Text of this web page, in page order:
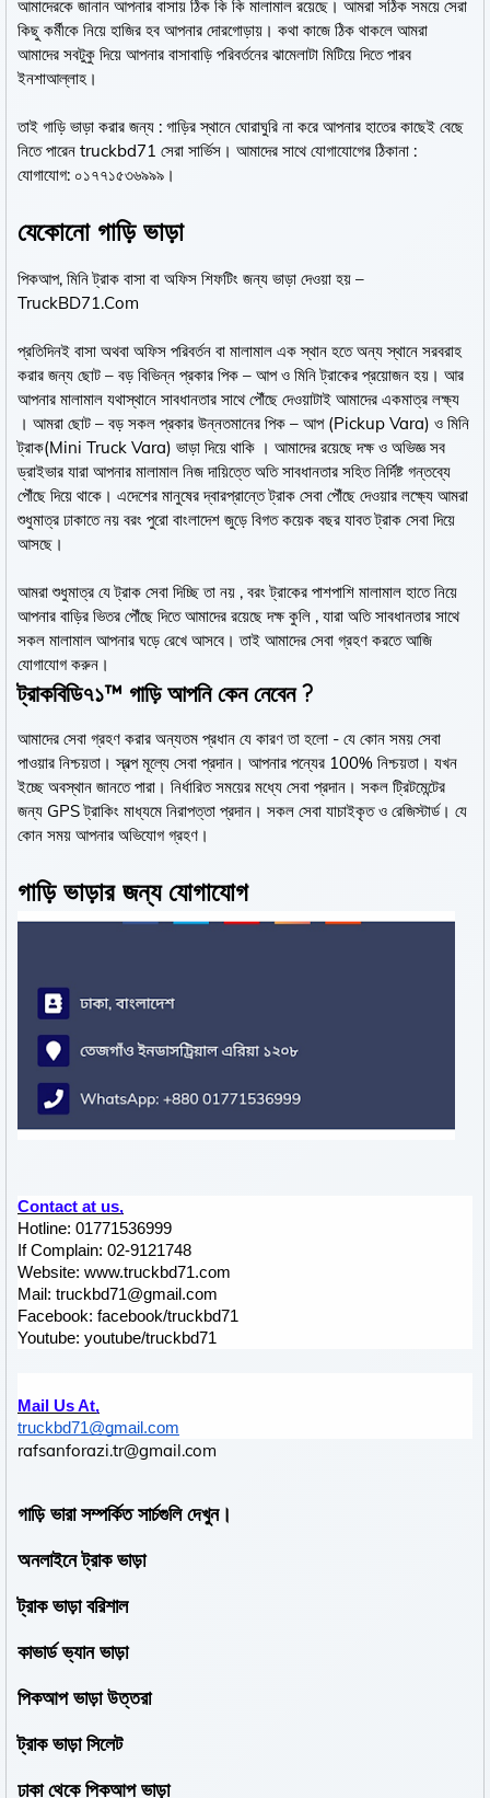
আমাদেরকে জানান আপনার বাসায় ঠিক কি কি মালামাল রয়েছে। আমরা সঠিক সময়ে সেরা
কিছু কর্মীকে নিয়ে হাজির হব আপনার দোরগোড়ায়। কথা কাজে ঠিক থাকলে আমরা
আমাদের সবটুকু দিয়ে আপনার বাসাবাড়ি পরিবর্তনের ঝামেলাটা মিটিয়ে দিতে পারব
ইনশাআল্লাহ।
তাই গাড়ি ভাড়া করার জন্য : গাড়ির স্থানে ঘোরাঘুরি না করে আপনার হাতের কাছেই বেছে
নিতে পারেন truckbd71 সেরা সার্ভিস। আমাদের সাথে যোগাযোগের ঠিকানা :
যোগাযোগ: ০১৭৭১৫৩৬৯৯৯।
যেকোনো গাড়ি ভাড়া
পিকআপ, মিনি ট্রাক বাসা বা অফিস শিফটিং জন্য ভাড়া দেওয়া হয় –
TruckBD71.Com
প্রতিদিনই বাসা অথবা অফিস পরিবর্তন বা মালামাল এক স্থান হতে অন্য স্থানে সরবরাহ
করার জন্য ছোট – বড় বিভিন্ন প্রকার পিক – আপ ও মিনি ট্রাকের প্রয়োজন হয়। আর
আপনার মালামাল যথাস্থানে সাবধানতার সাথে পৌঁছে দেওয়াটাই আমাদের একমাত্র লক্ষ্য
। আমরা ছোট – বড় সকল প্রকার উন্নতমানের পিক – আপ (Pickup Vara) ও মিনি
ট্রাক(Mini Truck Vara) ভাড়া দিয়ে থাকি । আমাদের রয়েছে দক্ষ ও অভিজ্ঞ সব
ড্রাইভার যারা আপনার মালামাল নিজ দায়িত্তে অতি সাবধানতার সহিত নির্দিষ্ট গন্তব্যে
পৌঁছে দিয়ে থাকে। এদেশের মানুষের দ্বারপ্রান্তে ট্রাক সেবা পৌঁছে দেওয়ার লক্ষ্যে আমরা
শুধুমাত্র ঢাকাতে নয় বরং পুরো বাংলাদেশ জুড়ে বিগত কয়েক বছর যাবত ট্রাক সেবা দিয়ে
আসছে।
আমরা শুধুমাত্র যে ট্রাক সেবা দিচ্ছি তা নয় , বরং ট্রাকের পাশপাশি মালামাল হাতে নিয়ে
আপনার বাড়ির ভিতর পৌঁছে দিতে আমাদের রয়েছে দক্ষ কুলি , যারা অতি সাবধানতার সাথে
সকল মালামাল আপনার ঘড়ে রেখে আসবে। তাই আমাদের সেবা গ্রহণ করতে আজি
যোগাযোগ করুন।
ট্রাকবিডি৭১™ গাড়ি আপনি কেন নেবেন ?
আমাদের সেবা গ্রহণ করার অন্যতম প্রধান যে কারণ তা হলো - যে কোন সময় সেবা
পাওয়ার নিশ্চয়তা। স্বল্প মূল্যে সেবা প্রদান। আপনার পন্যের 100% নিশ্চয়তা। যখন
ইচ্ছে অবস্থান জানতে পারা। নির্ধারিত সময়ের মধ্যে সেবা প্রদান। সকল ট্রিটমেন্টের
জন্য GPS ট্রাকিং মাধ্যমে নিরাপত্তা প্রদান। সকল সেবা যাচাইকৃত ও রেজিস্টার্ড। যে
কোন সময় আপনার অভিযোগ গ্রহণ।
গাড়ি ভাড়ার জন্য যোগাযোগ
Contact at us,
Hotline: 01771536999
If Complain: 02-9121748
Website: www.truckbd71.com
Mail: truckbd71@gmail.com
Facebook: facebook/truckbd71
Youtube: youtube/truckbd71
Mail Us At,
truckbd71@gmail.com
rafsanforazi.tr@gmail.com
গাড়ি ভারা সম্পর্কিত সার্চগুলি দেখুন।
অনলাইনে ট্রাক ভাড়া
ট্রাক ভাড়া বরিশাল
কাভার্ড ভ্যান ভাড়া
পিকআপ ভাড়া উত্তরা
ট্রাক ভাড়া সিলেট
ঢাকা থেকে পিকআপ ভাড়া